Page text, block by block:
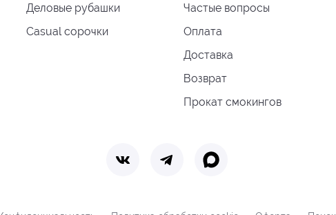
Деловые рубашки
Casual сорочки
Частые вопросы
Оплата
Доставка
Возврат
Прокат смокингов